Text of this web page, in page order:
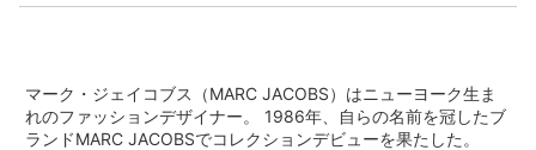
マーク・ジェイコブス（MARC JACOBS）はニューヨーク生ま
れのファッションデザイナー。 1986年、自らの名前を冠したブ
ランドMARC JACOBSでコレクションデビューを果たした。